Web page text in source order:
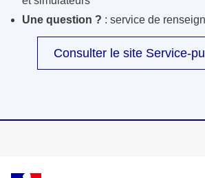
Une question ? : service de
Consulter le site Service-